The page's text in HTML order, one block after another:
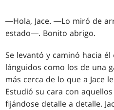
―Hola, Jace. ―Lo miró de
estado―. Bonito abrigo.
Se levantó y caminó hacia
lánguidos como los de una
más cerca de lo que a Jace
Estudió su cara con
fijándose detalle a detalle.